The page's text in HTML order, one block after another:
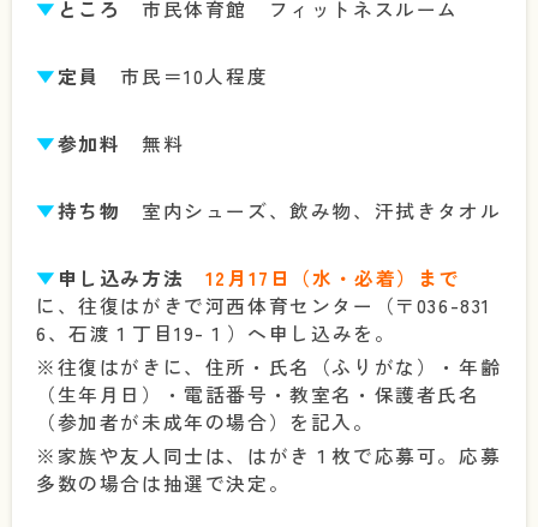
▼ ところ 市民体育館 フィットネスルーム
▼定員 市民＝10人程度
▼参加料 無料
▼持ち物 室内シューズ、飲み物、汗拭きタオル
▼ 申し込み方法 12月17日（水・必着）まで
に、往復はがきで河西体育センター（〒036-831
6、石渡１丁目19-１）へ申し込みを。
※往復はがきに、住所・氏名（ふりがな）・年齢
（生年月日）・電話番号・教室名・保護者氏名
（参加者が未成年の場合）を記入。
※家族や友人同士は、はがき１枚で応募可。応募
多数の場合は抽選で決定。